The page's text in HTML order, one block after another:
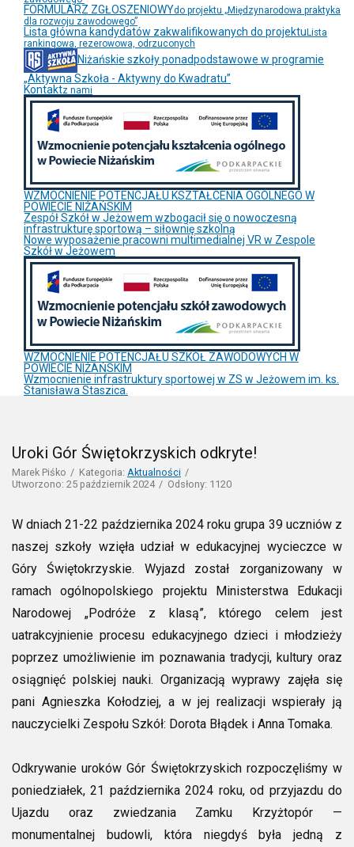
FORMULARZ ZGŁOSZENIOWYdo projektu „Międzynarodowa praktyka
dla rozwoju zawodowego”
Lista główna kandydatów zakwalifikowanych do projektu Lista
rankingowa, rezerowowa, odrzuconych
Niżańskie szkoły ponadpodstawowe w programie
„Aktywna Szkoła - Aktywny do Kwadratu”
Kontaktz nami
WZMOCNIENIE POTENCJAŁU KSZTAŁCENIA OGÓLNEGO W
POWIECIE NIŻAŃSKIM
Zespół Szkół w Jeżowem wzbogacił się o nowoczesną
infrastrukturę sportową – siłownię szkolną
Nowe wyposażenie pracowni multimedialnej VR w Zespole
Szkół w Jeżowem
WZMOCNIENIE POTENCJAŁU SZKÓŁ ZAWODOWYCH W
POWIECIE NIŻAŃSKIM
Wzmocnienie infrastruktury sportowej w ZS w Jeżowem im. ks.
Stanisława Staszica.
Uroki Gór Świętokrzyskich odkryte!
Marek Piśko Kategoria: Aktualności
Utworzono: 25 październik 2024
Odsłony: 1120
W dniach 21-22 października 2024 roku grupa 39 uczniów z
naszej szkoły wzięła udział w edukacyjnej wycieczce w
Góry Świętokrzyskie. Wyjazd został zorganizowany w
ramach ogólnopolskiego projektu Ministerstwa Edukacji
Narodowej „Podróże z klasą”, którego celem jest
uatrakcyjnienie procesu edukacyjnego dzieci i młodzieży
poprzez umożliwienie im poznawania tradycji, kultury oraz
osiągnięć polskiej nauki. Organizacją wyprawy zajęła się
pani Agnieszka Kołodziej, a w jej realizacji wspierały ją
nauczycielki Zespołu Szkół: Dorota Błądek i Anna Tomaka.
Odkrywanie uroków Gór Świętokrzyskich rozpoczęliśmy w
poniedziałek, 21 października 2024 roku, od przyjazdu do
Ujazdu oraz zwiedzania Zamku Krzyżtopór —
monumentalnej budowli, która niegdyś była jedną z